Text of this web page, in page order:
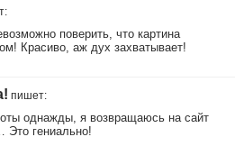
:
поверить, что картина
Красиво, аж дух захватывает!
пишет:
однажды, я возвращаюсь на сайт
Это гениально!